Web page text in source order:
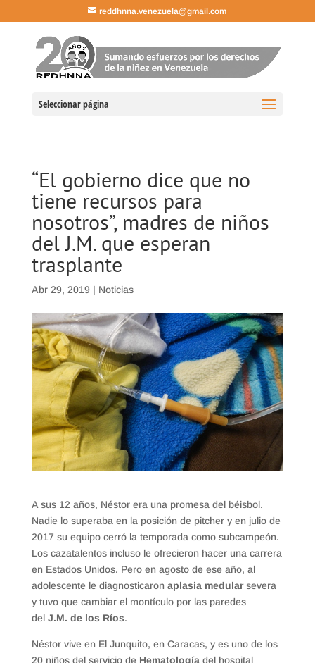
reddhnna.venezuela@gmail.com
Seleccionar página
“El gobierno dice que no
tiene recursos para
nosotros”, madres de niños
del J.M. que esperan
trasplante
Abr 29, 2019 | Noticias
A sus 12 años, Néstor era una promesa del béisbol.
Nadie lo superaba en la posición de pitcher y en julio de
2017 su equipo cerró la temporada como subcampeón.
Los cazatalentos incluso le ofrecieron hacer una carrera
en Estados Unidos. Pero en agosto de ese año, al
adolescente le diagnosticaron aplasia medularsevera
y tuvo que cambiar el montículo por las paredes
delJ.M. de los Ríos.
Néstor vive en El Junquito, en Caracas, y es uno de los
20 niños del servicio de Hematología del hospital